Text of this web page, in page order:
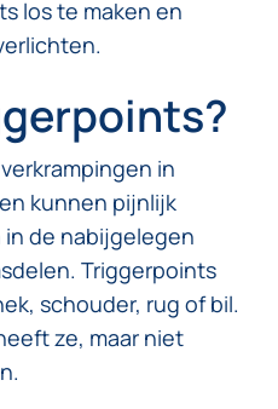
los te maken en
in
kunnen pijnlijk
de nabijgelegen
Triggerpoints
schouder, rug of bil.
ze, maar niet